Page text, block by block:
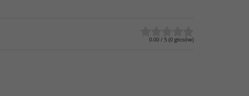
0.00 / 5 (0 głosów)